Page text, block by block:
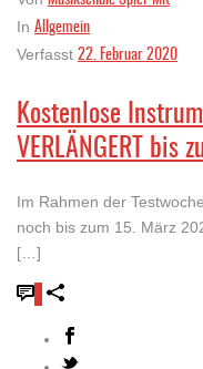
In Allgemein
Verfasst 22. Februar 2020
Kostenlose
VERLÄNGERT bis
Im Rahmen der
noch bis zum 15. März
[…]